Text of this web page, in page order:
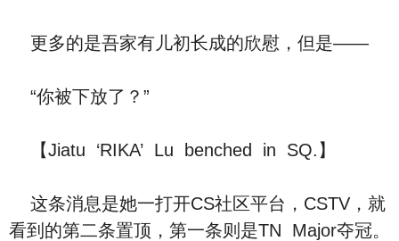
更多的是吾家有儿初长成的欣慰，但是——
“你被下放了？”
【Jiatu ‘RIKA’ Lu benched in SQ.】
这条消息是她一打开CS社区平台，CSTV，就
看到的第二条置顶，第一条则是TN Major夺冠。